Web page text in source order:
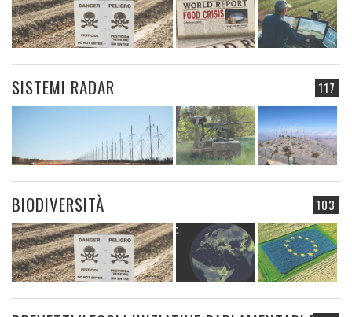
117
SISTEMI RADAR
103
BIODIVERSITÀ